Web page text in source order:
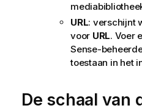
URL: verschijnt
voor URL. Voer
Sense-
toestaan in het
De schaal van